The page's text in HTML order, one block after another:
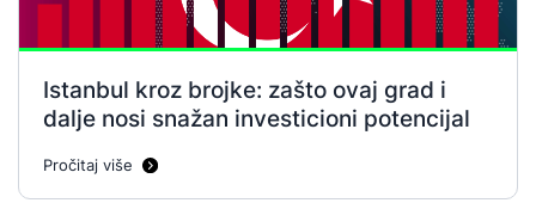
Istanbul kroz brojke: zašto ovaj grad i
dalje nosi snažan investicioni potencijal
Pročitaj više